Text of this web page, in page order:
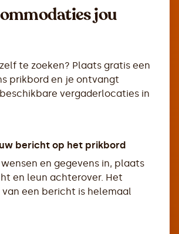
jou
te zoeken? Plaats gratis een
prikbord en je ontvangt
vergaderlocaties in
bericht op het prikbord
en gegevens in, plaats
en leun achterover. Het
een bericht is helemaal